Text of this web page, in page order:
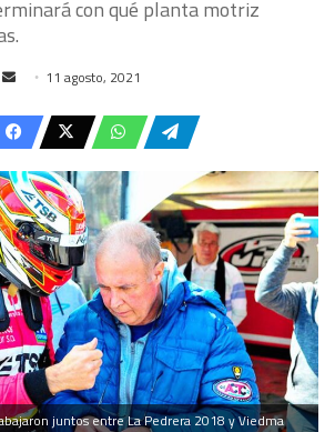
con qué planta motriz
Follow
X
Send
email
11 agosto, 2021
juntos entre La Pedrera 2018 y Viedma